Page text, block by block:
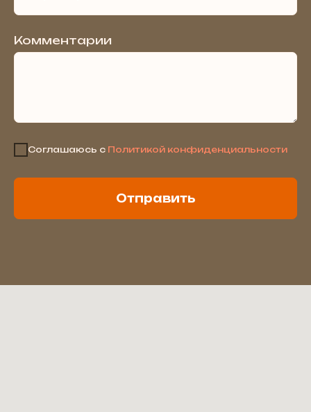
Комментарии
Соглашаюсь с Политикой конфиденциальности
Отправить